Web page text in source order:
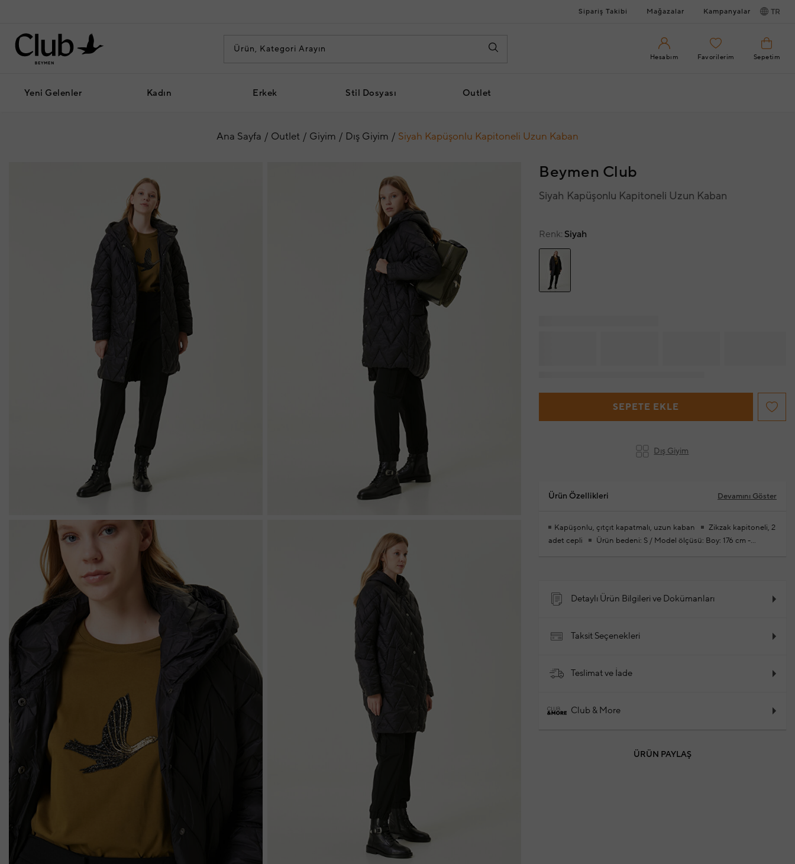
Sipariş Takibi Mağazalar Kampanyalar TR
Hesabım Favorilerim Sepetim
Yeni Gelenler Kadın Erkek Stil Dosyası Outlet
Ana Sayfa Outlet Giyim Dış Giyim Siyah Kapüşonlu Kapitoneli Uzun Kaban
Beymen Club
Siyah Kapüşonlu Kapitoneli Uzun Kaban
Renk Siyah
SEPETE EKLE
Dış Giyim
Ürün Özellikleri Devamını Göster
Kapüşonlu, çıtçıt kapatmalı, uzun kaban
Zikzak kapitoneli, 2
adet cepli
Ürün bedeni: S / Model ölçüsü: Boy: 176 cm -
Detaylı Ürün Bilgileri ve Dokümanları
Taksit Seçenekleri
Teslimat ve İade
Club & More
ÜRÜN PAYLAŞ